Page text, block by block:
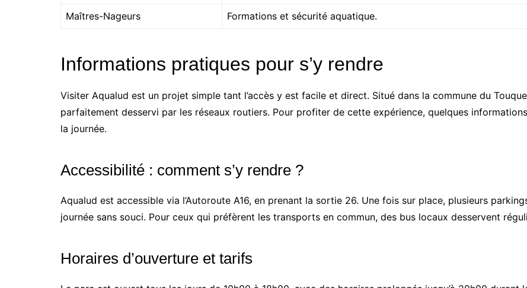
Maîtres-Nageurs Formations et sécurité aquatique.
Informations pratiques pour s’y rendre
Visiter Aqualud est un projet simple tant l’accès y est facile et direct. Situé dans la commune du
parfaitement desservi par les réseaux routiers. Pour profiter de cette expérience, quelques
la journée.
Accessibilité : comment s’y rendre ?
Aqualud est accessible via l’Autoroute A16, en prenant la sortie 26. Une fois sur place, plusieurs
journée sans souci. Pour ceux qui préfèrent les transports en commun, des bus locaux desservent
Horaires d’ouverture et tarifs